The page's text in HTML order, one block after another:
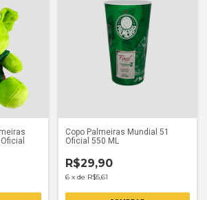
Copo Palmeiras Mundial 51
Oficial 550 ML
R$29,90
6 x de R$5,61